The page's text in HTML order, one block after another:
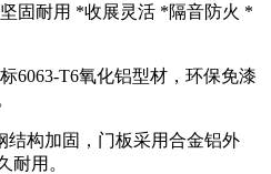
固耐用 *收展灵活 *隔音防火 *
6063-T6氧化铝型材，环保免漆
结构加固，门板采用合金铝外
耐用。